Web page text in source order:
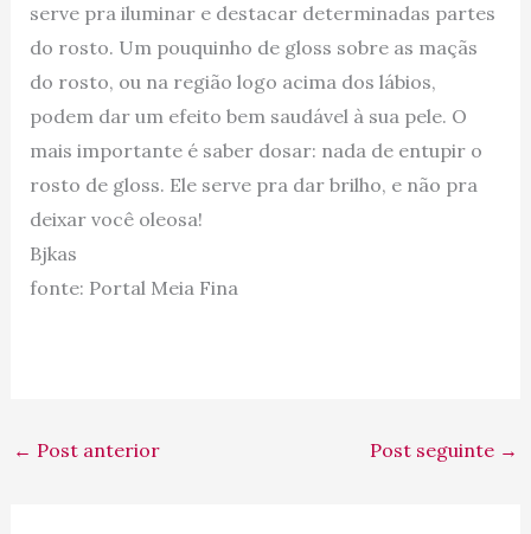
serve pra iluminar e destacar determinadas partes
do rosto. Um pouquinho de gloss sobre as maçãs
do rosto, ou na região logo acima dos lábios,
podem dar um efeito bem saudável à sua pele. O
mais importante é saber dosar: nada de entupir o
rosto de gloss. Ele serve pra dar brilho, e não pra
deixar você oleosa!
Bjkas
fonte: Portal Meia Fina
← Post anterior Post seguinte →